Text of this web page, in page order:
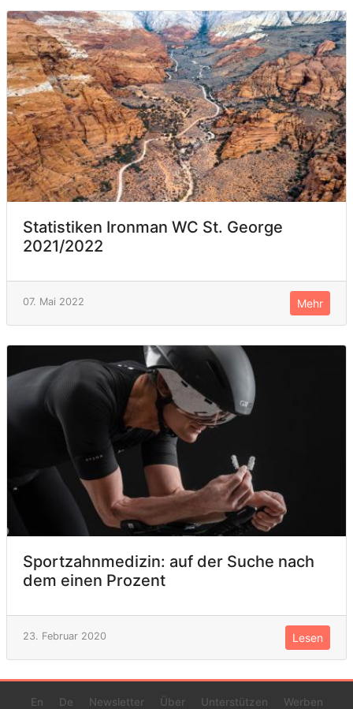
Statistiken Ironman WC St. George
2021/2022
07. Mai 2022 Mehr
Sportzahnmedizin: auf der Suche nach
dem einen Prozent
23. Februar 2020 Lesen
En De Newsletter Über Unterstützen Werben